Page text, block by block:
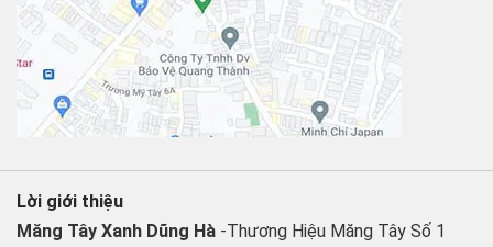
Lời giới thiệu
Măng Tây Xanh Dũng Hà -Thương Hiệu Măng Tây Số 1